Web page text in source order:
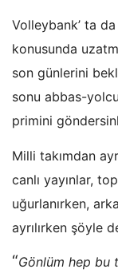
Volleybank’ ta
konusunda
son günlerini
sonu abbas-
primini
Milli takımdan
canlı yayınlar,
uğurlanırken,
ayrılırken şöyle
“Gönlüm hep bu